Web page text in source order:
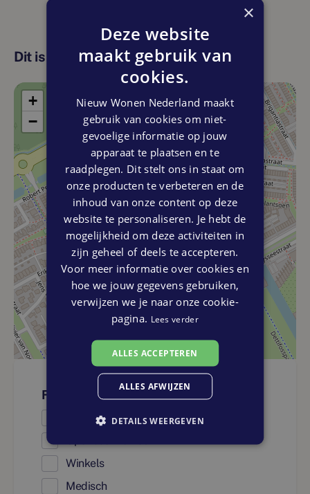
Dit is de locatie
+
−
Faciliteiten
Onderwijs
Winkels
Medisch
×
Deze website
maakt gebruik van
cookies.
Nieuw Wonen Nederland maakt
gebruik van cookies om niet-
gevoelige informatie op jouw
apparaat te plaatsen en te
raadplegen. Dit stelt ons in staat om
onze producten te verbeteren en de
inhoud van onze content op deze
website te personaliseren. Je hebt de
mogelijkheid om deze activiteiten in
zijn geheel of deels te accepteren.
Voor meer informatie over cookies en
hoe we jouw gegevens gebruiken,
verwijzen we je naar onze cookie-
pagina. Lees verder
ALLES ACCEPTEREN
ALLES AFWIJZEN
DETAILS WEERGEVEN